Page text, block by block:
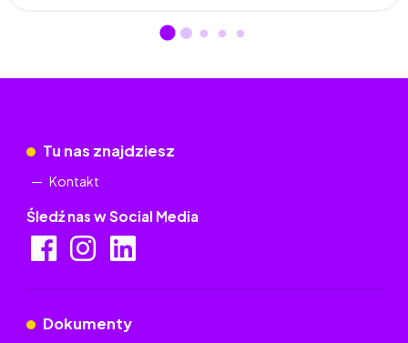
Tu nas znajdziesz
Kontakt
Śledź nas w Social Media
Dokumenty